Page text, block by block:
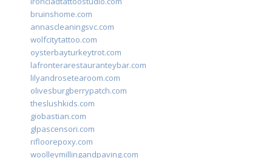
bruinshome.com
annascleaningsvc.com
wolfcitytattoo.com
oysterbayturkeytrot.com
lafronterarestauranteybar.com
lilyandrosetearoom.com
olivesburgberrypatch.com
theslushkids.com
giobastian.com
glpascensori.com
rifloorepoxy.com
woolleymillingandpaving.com